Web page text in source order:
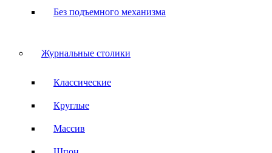
Без подъемного механизма
Журнальные столики
Классические
Круглые
Массив